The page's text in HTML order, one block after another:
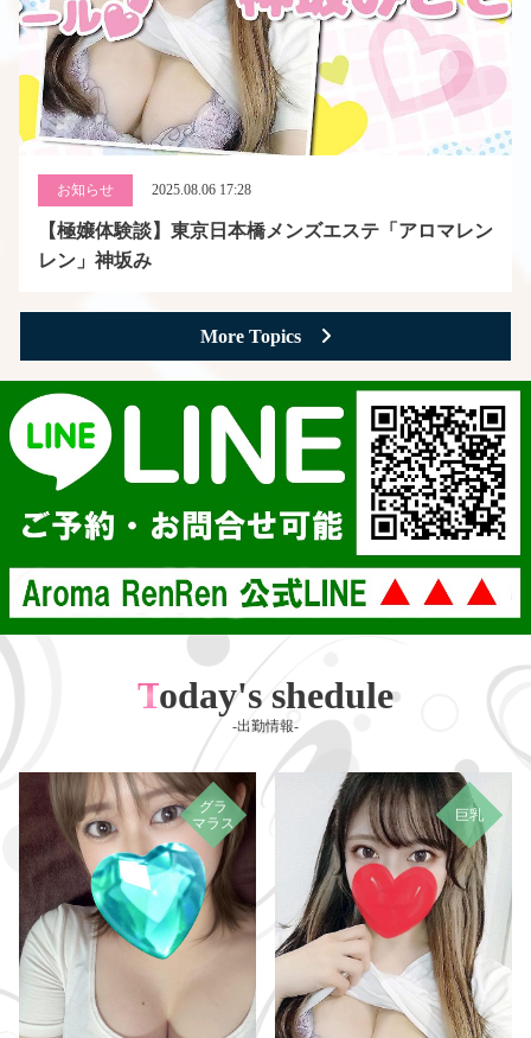
お知らせ 2025.08.06 17:28
【極嬢体験談】東京日本橋メンズエステ「アロマレン
レン」神坂み
More Topics
Today's shedule
-出勤情報-
グラ
マラス
巨乳